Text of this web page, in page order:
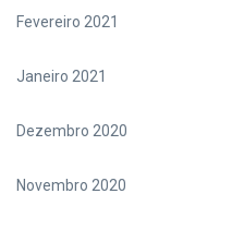
Fevereiro 2021
Janeiro 2021
Dezembro 2020
Novembro 2020